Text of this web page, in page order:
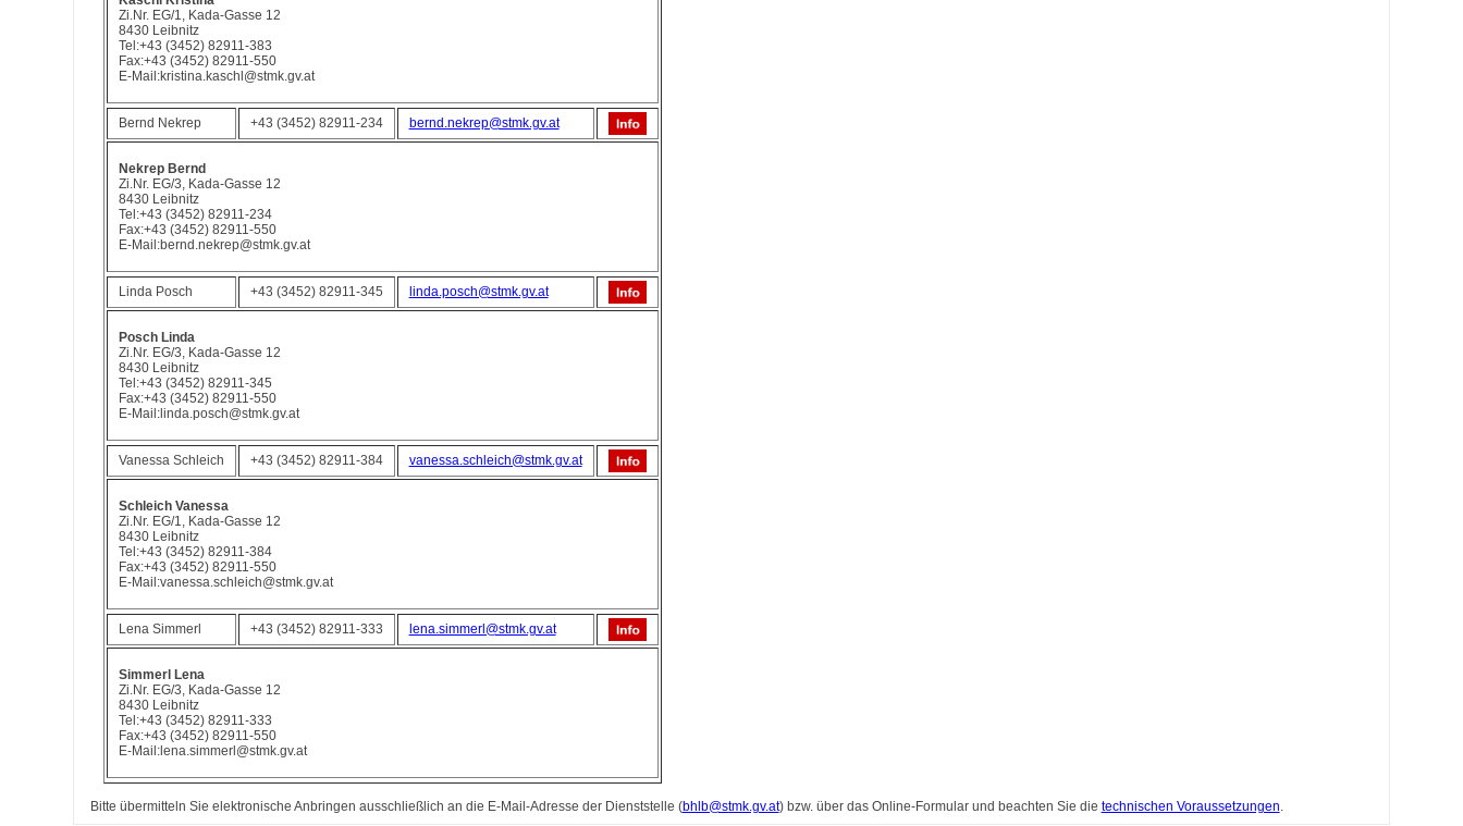
Zi.Nr. EG/1, Kada-Gasse 12
8430 Leibnitz
Tel:+43 (3452) 82911-383
Fax:+43 (3452) 82911-550
E-Mail:kristina.kaschl@stmk.gv.at
Bernd Nekrep +43 (3452) 82911-234 bernd.nekrep@stmk.gv.at
Nekrep Bernd
Zi.Nr. EG/3, Kada-Gasse 12
8430 Leibnitz
Tel:+43 (3452) 82911-234
Fax:+43 (3452) 82911-550
E-Mail:bernd.nekrep@stmk.gv.at
Linda Posch +43 (3452) 82911-345 linda.posch@stmk.gv.at
Posch Linda
Zi.Nr. EG/3, Kada-Gasse 12
8430 Leibnitz
Tel:+43 (3452) 82911-345
Fax:+43 (3452) 82911-550
E-Mail:linda.posch@stmk.gv.at
Vanessa Schleich +43 (3452) 82911-384 vanessa.schleich@stmk.gv.at
Schleich Vanessa
Zi.Nr. EG/1, Kada-Gasse 12
8430 Leibnitz
Tel:+43 (3452) 82911-384
Fax:+43 (3452) 82911-550
E-Mail:vanessa.schleich@stmk.gv.at
Lena Simmerl +43 (3452) 82911-333 lena.simmerl@stmk.gv.at
Simmerl Lena
Zi.Nr. EG/3, Kada-Gasse 12
8430 Leibnitz
Tel:+43 (3452) 82911-333
Fax:+43 (3452) 82911-550
E-Mail:lena.simmerl@stmk.gv.at
Bitte übermitteln Sie elektronische Anbringen ausschließlich an die E-Mail-Adresse der Dienststelle (bhlb@stmk.gv.at) bzw. über das Online-Formular und beachten Sie die technischen Voraussetzungen.